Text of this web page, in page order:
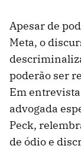
Apesar de
Meta, o
poderão ser
Em
advogada
Peck,
de ódio e